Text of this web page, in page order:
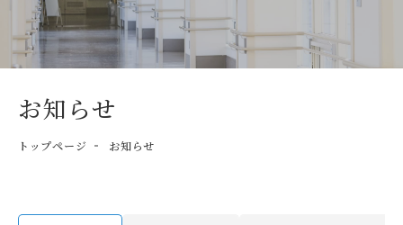
お知らせ
トップページ お知らせ